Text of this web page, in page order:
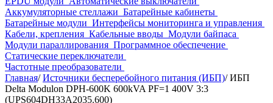
Аккумуляторные стеллажи Батарейные кабинеты
Батарейные модули Интерфейсы мониторинга и управления
Кабели, крепления Кабельные вводы Модули байпаса
Модули параллирования Программное обеспечение
Статические переключатели
Частотные преобразователи
Главная/ Источники бесперебойного питания (ИБП)/ ИБП
Delta Modulon DPH-600K 600kVA PF=1 400V 3:3
(UPS604DH33A2035.600)